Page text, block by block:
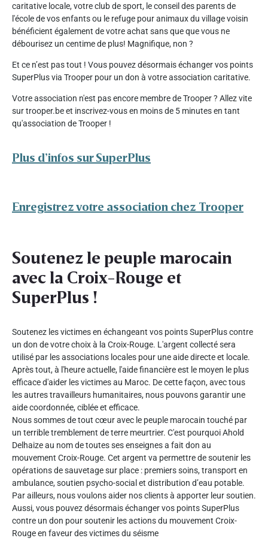
caritative locale, votre club de sport, le conseil des parents de
l'école de vos enfants ou le refuge pour animaux du village voisin
bénéficient également de votre achat sans que que vous ne
débourisez un centime de plus! Magnifique, non ?
Et ce n’est pas tout ! Vous pouvez désormais échanger vos points
SuperPlus via Trooper pour un don à votre association caritative.
Votre association n'est pas encore membre de Trooper ? Allez vite
sur trooper.be et inscrivez-vous en moins de 5 minutes en tant
qu'association de Trooper !
Plus d’infos sur SuperPlus
Enregistrez votre association chez Trooper
Soutenez le peuple marocain
avec la Croix-Rouge et
SuperPlus !
Soutenez les victimes en échangeant vos points SuperPlus contre
un don de votre choix à la Croix-Rouge. L'argent collecté sera
utilisé par les associations locales pour une aide directe et locale.
Après tout, à l'heure actuelle, l'aide financière est le moyen le plus
efficace d'aider les victimes au Maroc. De cette façon, avec tous
les autres travailleurs humanitaires, nous pouvons garantir une
aide coordonnée, ciblée et efficace.
Nous sommes de tout cœur avec le peuple marocain touché par
un terrible tremblement de terre meurtrier. C'est pourquoi Ahold
Delhaize au nom de toutes ses enseignes a fait don au
mouvement Croix-Rouge. Cet argent va permettre de soutenir les
opérations de sauvetage sur place : premiers soins, transport en
ambulance, soutien psycho-social et distribution d’eau potable.
Par ailleurs, nous voulons aider nos clients à apporter leur soutien.
Aussi, vous pouvez désormais échanger vos points SuperPlus
contre un don pour soutenir les actions du mouvement Croix-
Rouge en faveur des victimes du séisme